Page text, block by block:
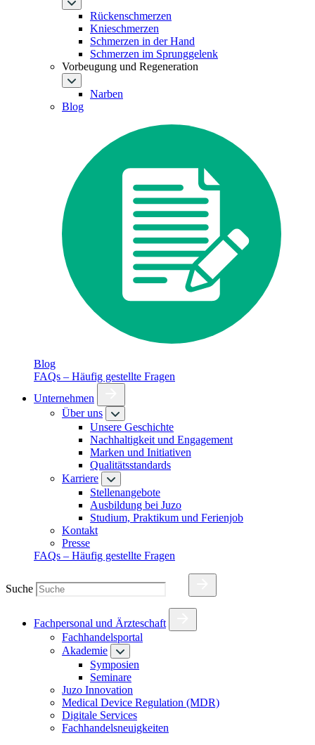
Rückenschmerzen
Knieschmerzen
Schmerzen in der Hand
Schmerzen im Sprunggelenk
Vorbeugung und Regeneration
Narben
Blog
Blog
FAQs – Häufig gestellte Fragen
Unternehmen
Über uns
Unsere Geschichte
Nachhaltigkeit und Engagement
Marken und Initiativen
Qualitätsstandards
Karriere
Stellenangebote
Ausbildung bei Juzo
Studium, Praktikum und Ferienjob
Kontakt
Presse
FAQs – Häufig gestellte Fragen
Suche
Fachpersonal und Ärzteschaft
Fachhandelsportal
Akademie
Symposien
Seminare
Juzo Innovation
Medical Device Regulation (MDR)
Digitale Services
Fachhandelsneuigkeiten